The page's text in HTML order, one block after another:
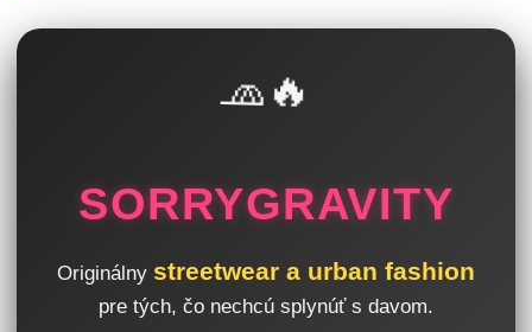
🧢🔥
SORRYGRAVITY
Originálny streetwear a urban fashion
pre tých, čo nechcú splynúť s davom.